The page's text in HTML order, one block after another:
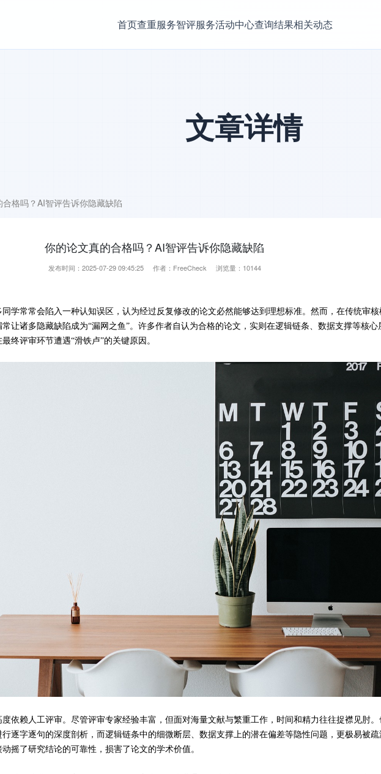
首页查重服务智评服务活动中心查询结果相关动态
文章详情
格吗？AI智评告诉你隐藏缺陷
你的论文真的合格吗？AI智评告诉你隐藏缺陷
发布时间：2025-07-29 09:45:25 作者：FreeCheck 浏览量：10144
同学常常会陷入一种认知误区 ， 认为经过反复修改的论文必然能够达到理想标准。 然而， 在传统审核
让诸多隐藏缺陷成为“漏网之鱼”。许多作者自认为合格的论文，实则在逻辑链条、数据支撑等核心
最终评审环节遭遇“滑铁卢”的关键原因 。
依赖人工评审。尽管评审专家经验丰富，但面对海量文献与繁重工作，时间和精力往往捉襟见肘。
逐字逐句的深度剖析，而逻辑链条中的细微断层、数据支撑上的潜在偏差等隐性问题，更极易被疏
摇了研究结论的可靠性，损害了论文的学术价值。